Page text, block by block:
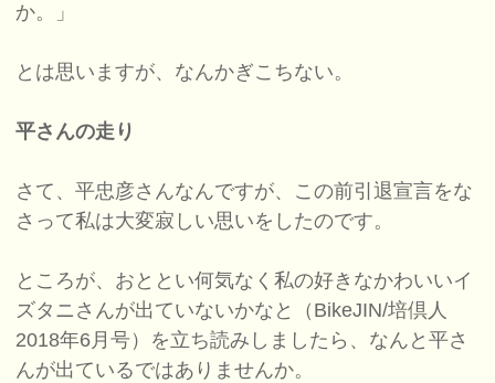
か。」
とは思いますが、なんかぎこちない。
平さんの走り
さて、平忠彦さんなんですが、この前引退宣言をな
さって私は大変寂しい思いをしたのです。
ところが、おととい何気なく私の好きなかわいいイ
ズタニさんが出ていないかなと（BikeJIN/培倶人
2018年6月号）を立ち読みしましたら、なんと平さ
んが出ているではありませんか。